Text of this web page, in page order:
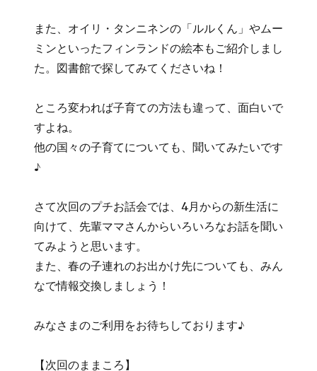
また、オイリ・タンニネンの「ルルくん」やムー
ミンといったフィンランドの絵本もご紹介しまし
た。図書館で探してみてくださいね！
ところ変われば子育ての方法も違って、面白いで
すよね。
他の国々の子育てについても、聞いてみたいです
♪
さて次回のプチお話会では、4月からの新生活に
向けて、先輩ママさんからいろいろなお話を聞い
てみようと思います。
また、春の子連れのお出かけ先についても、みん
なで情報交換しましょう！
みなさまのご利用をお待ちしております♪
【次回のままころ】